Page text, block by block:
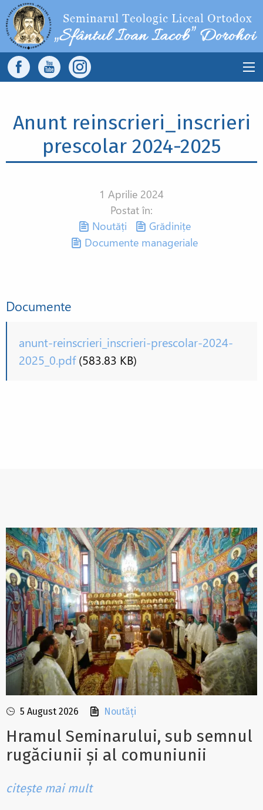
Sari la conținutul principal
Main
Anunt reinscrieri_inscrieri
prescolar 2024-2025
1 Aprilie 2024
Postat în:
Noutăți
Grădinițe
Documente manageriale
Documente
anunt-reinscrieri_inscrieri-prescolar-2024-
2025_0.pdf (583.83 KB)
5 August 2026 Noutăți
Hramul Seminarului, sub semnul
rugăciunii și al comuniunii
citește mai mult